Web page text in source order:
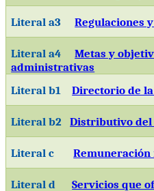
Literal a3 Regulaciones
Literal a4
Metas y
administrativas
Literal b1
Directorio de
Literal b2 Distributivo del
Literal c
Literal d Servicios que